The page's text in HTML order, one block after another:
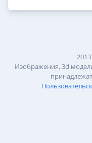
Изображения, 3d